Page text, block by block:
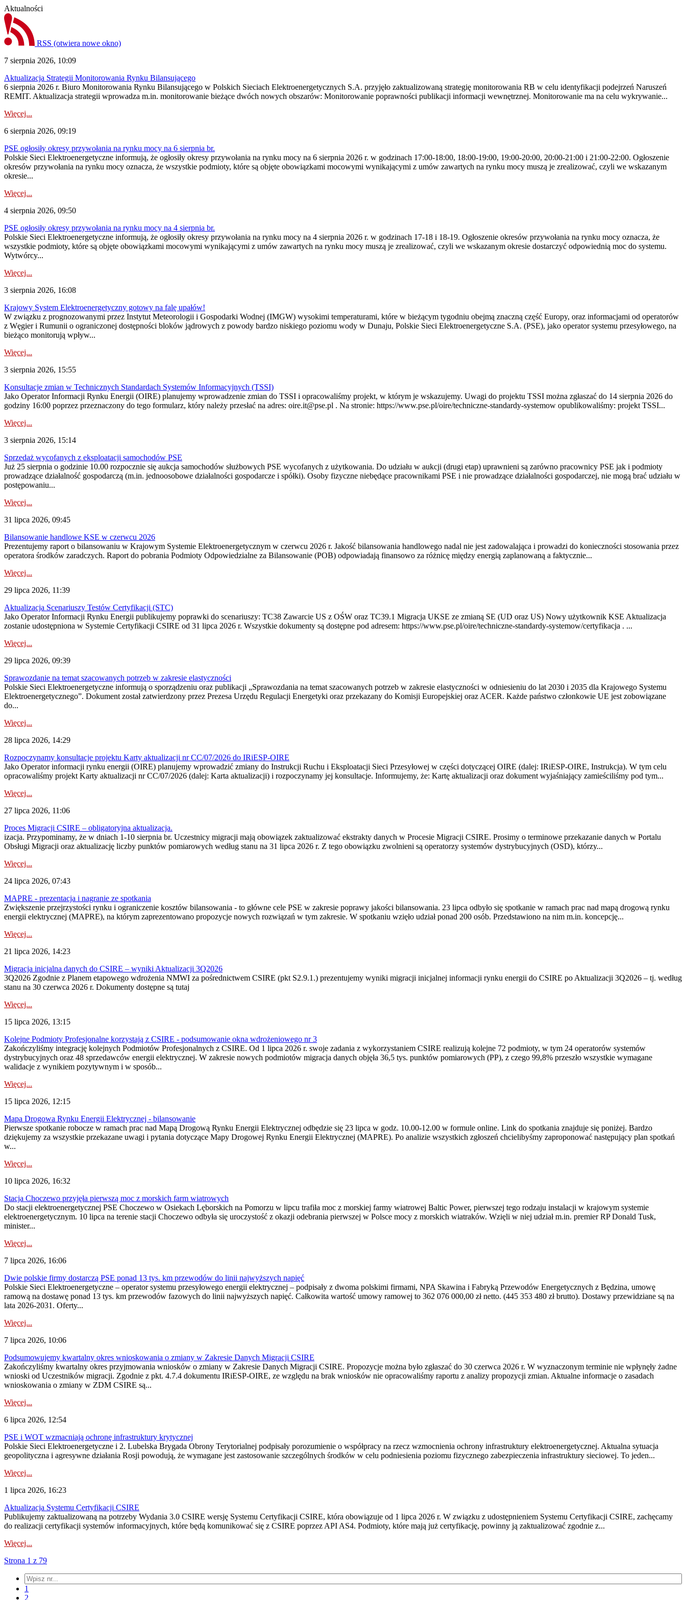
Aktualności
RSS (otwiera nowe okno)
7 sierpnia 2026, 10:09
Aktualizacja Strategii Monitorowania Rynku Bilansującego
6 sierpnia 2026 r. Biuro Monitorowania Rynku Bilansującego w Polskich Sieciach Elektroenergetycznych S.A. przyjęło zaktualizowaną strategię monitorowania RB w celu identyfikacji podejrzeń Naruszeń
REMIT. Aktualizacja strategii wprowadza m.in. monitorowanie bieżące dwóch nowych obszarów: Monitorowanie poprawności publikacji informacji wewnętrznej. Monitorowanie ma na celu wykrywanie...
Więcej...
6 sierpnia 2026, 09:19
PSE ogłosiły okresy przywołania na rynku mocy na 6 sierpnia br.
Polskie Sieci Elektroenergetyczne informują, że ogłosiły okresy przywołania na rynku mocy na 6 sierpnia 2026 r. w godzinach 17:00-18:00, 18:00-19:00, 19:00-20:00, 20:00-21:00 i 21:00-22:00. Ogłoszenie
okresów przywołania na rynku mocy oznacza, że wszystkie podmioty, które są objęte obowiązkami mocowymi wynikającymi z umów zawartych na rynku mocy muszą je zrealizować, czyli we wskazanym
okresie...
Więcej...
4 sierpnia 2026, 09:50
PSE ogłosiły okresy przywołania na rynku mocy na 4 sierpnia br.
Polskie Sieci Elektroenergetyczne informują, że ogłosiły okresy przywołania na rynku mocy na 4 sierpnia 2026 r. w godzinach 17-18 i 18-19. Ogłoszenie okresów przywołania na rynku mocy oznacza, że
wszystkie podmioty, które są objęte obowiązkami mocowymi wynikającymi z umów zawartych na rynku mocy muszą je zrealizować, czyli we wskazanym okresie dostarczyć odpowiednią moc do systemu.
Wytwórcy...
Więcej...
3 sierpnia 2026, 16:08
Krajowy System Elektroenergetyczny gotowy na falę upałów!
W związku z prognozowanymi przez Instytut Meteorologii i Gospodarki Wodnej (IMGW) wysokimi temperaturami, które w bieżącym tygodniu obejmą znaczną część Europy, oraz informacjami od operatorów
z Węgier i Rumunii o ograniczonej dostępności bloków jądrowych z powody bardzo niskiego poziomu wody w Dunaju, Polskie Sieci Elektroenergetyczne S.A. (PSE), jako operator systemu przesyłowego, na
bieżąco monitorują wpływ...
Więcej...
3 sierpnia 2026, 15:55
Konsultacje zmian w Technicznych Standardach Systemów Informacyjnych (TSSI)
Jako Operator Informacji Rynku Energii (OIRE) planujemy wprowadzenie zmian do TSSI i opracowaliśmy projekt, w którym je wskazujemy. Uwagi do projektu TSSI można zgłaszać do 14 sierpnia 2026 do
godziny 16:00 poprzez przeznaczony do tego formularz, który należy przesłać na adres: oire.it@pse.pl . Na stronie: https://www.pse.pl/oire/techniczne-standardy-systemow opublikowaliśmy: projekt TSSI...
Więcej...
3 sierpnia 2026, 15:14
Sprzedaż wycofanych z eksploatacji samochodów PSE
Już 25 sierpnia o godzinie 10.00 rozpocznie się aukcja samochodów służbowych PSE wycofanych z użytkowania. Do udziału w aukcji (drugi etap) uprawnieni są zarówno pracownicy PSE jak i podmioty
prowadzące działalność gospodarczą (m.in. jednoosobowe działalności gospodarcze i spółki). Osoby fizyczne niebędące pracownikami PSE i nie prowadzące działalności gospodarczej, nie mogą brać udziału w
postępowaniu...
Więcej...
31 lipca 2026, 09:45
Bilansowanie handlowe KSE w czerwcu 2026
Prezentujemy raport o bilansowaniu w Krajowym Systemie Elektroenergetycznym w czerwcu 2026 r. Jakość bilansowania handlowego nadal nie jest zadowalająca i prowadzi do konieczności stosowania przez
operatora środków zaradczych. Raport do pobrania Podmioty Odpowiedzialne za Bilansowanie (POB) odpowiadają finansowo za różnicę między energią zaplanowaną a faktycznie...
Więcej...
29 lipca 2026, 11:39
Aktualizacja Scenariuszy Testów Certyfikacji (STC)
Jako Operator Informacji Rynku Energii publikujemy poprawki do scenariuszy: TC38 Zawarcie US z OŚW oraz TC39.1 Migracja UKSE ze zmianą SE (UD oraz US) Nowy użytkownik KSE Aktualizacja
zostanie udostępniona w Systemie Certyfikacji CSIRE od 31 lipca 2026 r. Wszystkie dokumenty są dostępne pod adresem: https://www.pse.pl/oire/techniczne-standardy-systemow/certyfikacja . ...
Więcej...
29 lipca 2026, 09:39
Sprawozdanie na temat szacowanych potrzeb w zakresie elastyczności
Polskie Sieci Elektroenergetyczne informują o sporządzeniu oraz publikacji „Sprawozdania na temat szacowanych potrzeb w zakresie elastyczności w odniesieniu do lat 2030 i 2035 dla Krajowego Systemu
Elektroenergetycznego”. Dokument został zatwierdzony przez Prezesa Urzędu Regulacji Energetyki oraz przekazany do Komisji Europejskiej oraz ACER. Każde państwo członkowie UE jest zobowiązane
do...
Więcej...
28 lipca 2026, 14:29
Rozpoczynamy konsultacje projektu Karty aktualizacji nr CC/07/2026 do IRiESP-OIRE
Jako Operator informacji rynku energii (OIRE) planujemy wprowadzić zmiany do Instrukcji Ruchu i Eksploatacji Sieci Przesyłowej w części dotyczącej OIRE (dalej: IRiESP-OIRE, Instrukcja). W tym celu
opracowaliśmy projekt Karty aktualizacji nr CC/07/2026 (dalej: Karta aktualizacji) i rozpoczynamy jej konsultacje. Informujemy, że: Kartę aktualizacji oraz dokument wyjaśniający zamieściliśmy pod tym...
Więcej...
27 lipca 2026, 11:06
Proces Migracji CSIRE – obligatoryjna aktualizacja.
izacja. Przypominamy, że w dniach 1-10 sierpnia br. Uczestnicy migracji mają obowiązek zaktualizować ekstrakty danych w Procesie Migracji CSIRE. Prosimy o terminowe przekazanie danych w Portalu
Obsługi Migracji oraz aktualizację liczby punktów pomiarowych według stanu na 31 lipca 2026 r. Z tego obowiązku zwolnieni są operatorzy systemów dystrybucyjnych (OSD), którzy...
Więcej...
24 lipca 2026, 07:43
MAPRE - prezentacja i nagranie ze spotkania
Zwiększenie przejrzystości rynku i ograniczenie kosztów bilansowania - to główne cele PSE w zakresie poprawy jakości bilansowania. 23 lipca odbyło się spotkanie w ramach prac nad mapą drogową rynku
energii elektrycznej (MAPRE), na którym zaprezentowano propozycje nowych rozwiązań w tym zakresie. W spotkaniu wzięło udział ponad 200 osób. Przedstawiono na nim m.in. koncepcję...
Więcej...
21 lipca 2026, 14:23
Migracja inicjalna danych do CSIRE – wyniki Aktualizacji 3Q2026
3Q2026 Zgodnie z Planem etapowego wdrożenia NMWI za pośrednictwem CSIRE (pkt S2.9.1.) prezentujemy wyniki migracji inicjalnej informacji rynku energii do CSIRE po Aktualizacji 3Q2026 – tj. według
stanu na 30 czerwca 2026 r. Dokumenty dostępne są tutaj
Więcej...
15 lipca 2026, 13:15
Kolejne Podmioty Profesjonalne korzystają z CSIRE - podsumowanie okna wdrożeniowego nr 3
Zakończyliśmy integrację kolejnych Podmiotów Profesjonalnych z CSIRE. Od 1 lipca 2026 r. swoje zadania z wykorzystaniem CSIRE realizują kolejne 72 podmioty, w tym 24 operatorów systemów
dystrybucyjnych oraz 48 sprzedawców energii elektrycznej. W zakresie nowych podmiotów migracja danych objęła 36,5 tys. punktów pomiarowych (PP), z czego 99,8% przeszło wszystkie wymagane
walidacje z wynikiem pozytywnym i w sposób...
Więcej...
15 lipca 2026, 12:15
Mapa Drogowa Rynku Energii Elektrycznej - bilansowanie
Pierwsze spotkanie robocze w ramach prac nad Mapą Drogową Rynku Energii Elektrycznej odbędzie się 23 lipca w godz. 10.00-12.00 w formule online. Link do spotkania znajduje się poniżej. Bardzo
dziękujemy za wszystkie przekazane uwagi i pytania dotyczące Mapy Drogowej Rynku Energii Elektrycznej (MAPRE). Po analizie wszystkich zgłoszeń chcielibyśmy zaproponować następujący plan spotkań
w...
Więcej...
10 lipca 2026, 16:32
Stacja Choczewo przyjęła pierwszą moc z morskich farm wiatrowych
Do stacji elektroenergetycznej PSE Choczewo w Osiekach Lęborskich na Pomorzu w lipcu trafiła moc z morskiej farmy wiatrowej Baltic Power, pierwszej tego rodzaju instalacji w krajowym systemie
elektroenergetycznym. 10 lipca na terenie stacji Choczewo odbyła się uroczystość z okazji odebrania pierwszej w Polsce mocy z morskich wiatraków. Wzięli w niej udział m.in. premier RP Donald Tusk,
minister...
Więcej...
7 lipca 2026, 16:06
Dwie polskie firmy dostarczą PSE ponad 13 tys. km przewodów do linii najwyższych napięć
Polskie Sieci Elektroenergetyczne – operator systemu przesyłowego energii elektrycznej – podpisały z dwoma polskimi firmami, NPA Skawina i Fabryką Przewodów Energetycznych z Będzina, umowę
ramową na dostawę ponad 13 tys. km przewodów fazowych do linii najwyższych napięć. Całkowita wartość umowy ramowej to 362 076 000,00 zł netto. (445 353 480 zł brutto). Dostawy przewidziane są na
lata 2026-2031. Oferty...
Więcej...
7 lipca 2026, 10:06
Podsumowujemy kwartalny okres wnioskowania o zmiany w Zakresie Danych Migracji CSIRE
Zakończyliśmy kwartalny okres przyjmowania wniosków o zmiany w Zakresie Danych Migracji CSIRE. Propozycje można było zgłaszać do 30 czerwca 2026 r. W wyznaczonym terminie nie wpłynęły żadne
wnioski od Uczestników migracji. Zgodnie z pkt. 4.7.4 dokumentu IRiESP-OIRE, ze względu na brak wniosków nie opracowaliśmy raportu z analizy propozycji zmian. Aktualne informacje o zasadach
wnioskowania o zmiany w ZDM CSIRE są...
Więcej...
6 lipca 2026, 12:54
PSE i WOT wzmacniają ochronę infrastruktury krytycznej
Polskie Sieci Elektroenergetyczne i 2. Lubelska Brygada Obrony Terytorialnej podpisały porozumienie o współpracy na rzecz wzmocnienia ochrony infrastruktury elektroenergetycznej. Aktualna sytuacja
geopolityczna i agresywne działania Rosji powodują, że wymagane jest zastosowanie szczególnych środków w celu podniesienia poziomu fizycznego zabezpieczenia infrastruktury sieciowej. To jeden...
Więcej...
1 lipca 2026, 16:23
Aktualizacja Systemu Certyfikacji CSIRE
Publikujemy zaktualizowaną na potrzeby Wydania 3.0 CSIRE wersję Systemu Certyfikacji CSIRE, która obowiązuje od 1 lipca 2026 r. W związku z udostępnieniem Systemu Certyfikacji CSIRE, zachęcamy
do realizacji certyfikacji systemów informacyjnych, które będą komunikować się z CSIRE poprzez API AS4. Podmioty, które mają już certyfikację, powinny ją zaktualizować zgodnie z...
Więcej...
Strona 1 z 79
1
2